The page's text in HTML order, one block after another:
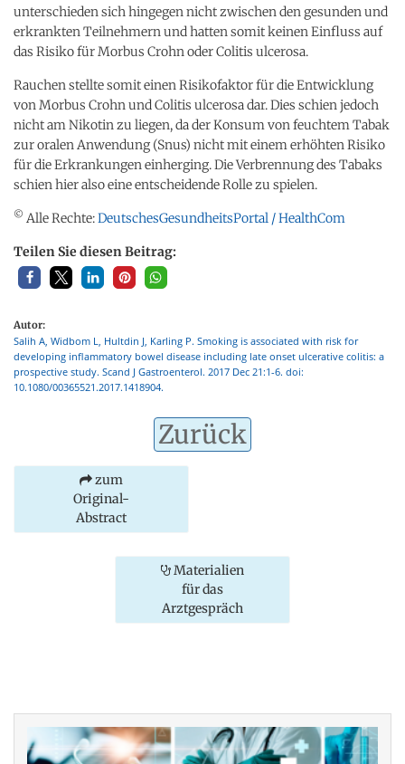
unterschieden sich hingegen nicht zwischen den gesunden und
erkrankten Teilnehmern und hatten somit keinen Einfluss auf
das Risiko für Morbus Crohn oder Colitis ulcerosa.
Rauchen stellte somit einen Risikofaktor für die Entwicklung
von Morbus Crohn und Colitis ulcerosa dar. Dies schien jedoch
nicht am Nikotin zu liegen, da der Konsum von feuchtem Tabak
zur oralen Anwendung (Snus) nicht mit einem erhöhten Risiko
für die Erkrankungen einherging. Die Verbrennung des Tabaks
schien hier also eine entscheidende Rolle zu spielen.
© Alle Rechte:DeutschesGesundheitsPortal / HealthCom
Teilen Sie diesen Beitrag:
Autor:
Salih A, Widbom L, Hultdin J, Karling P. Smoking is associated with risk for
developing inflammatory bowel disease including late onset ulcerative colitis: a
prospective study. Scand J Gastroenterol. 2017 Dec 21:1-6. doi:
10.1080/00365521.2017.1418904.
Zurück
zum
Original-
Abstract
Materialien
für das
Arztgespräch